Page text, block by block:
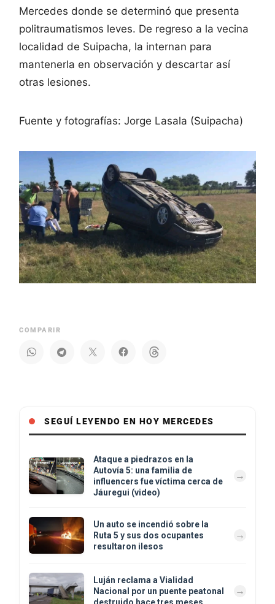
Mercedes donde se determinó que presenta
politraumatismos leves. De regreso a la vecina
localidad de Suipacha, la internan para
mantenerla en observación y descartar así
otras lesiones.
Fuente y fotografías: Jorge Lasala (Suipacha)
COMPARIR
SEGUÍ LEYENDO EN HOY MERCEDES
Ataque a piedrazos en la
Autovía 5: una familia de
influencers fue víctima cerca de
Jáuregui (video)
Un auto se incendió sobre la
Ruta 5 y sus dos ocupantes
resultaron ilesos
Luján reclama a Vialidad
Nacional por un puente peatonal